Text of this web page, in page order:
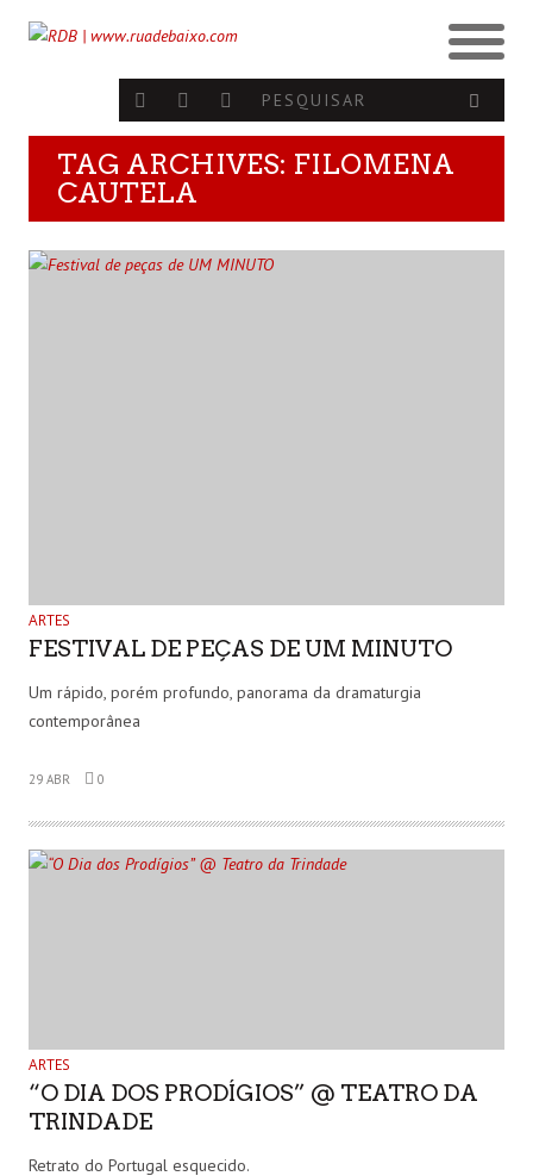
TAG ARCHIVES: FILOMENA
CAUTELA
ARTES
FESTIVAL DE PEÇAS DE UM MINUTO
Um rápido, porém profundo, panorama da dramaturgia
contemporânea
29 ABR 0
ARTES
“O DIA DOS PRODÍGIOS” @ TEATRO DA
TRINDADE
Retrato do Portugal esquecido.